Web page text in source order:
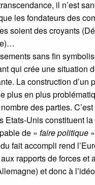
il n’est
les fondateurs des
soient des croyants
sans fin
qui crée une situation
La construction d’un
plus en plus
des parties.
Etats-Unis constituent
de « faire politique
fait accompli rend
rapports de forces et
et donc à